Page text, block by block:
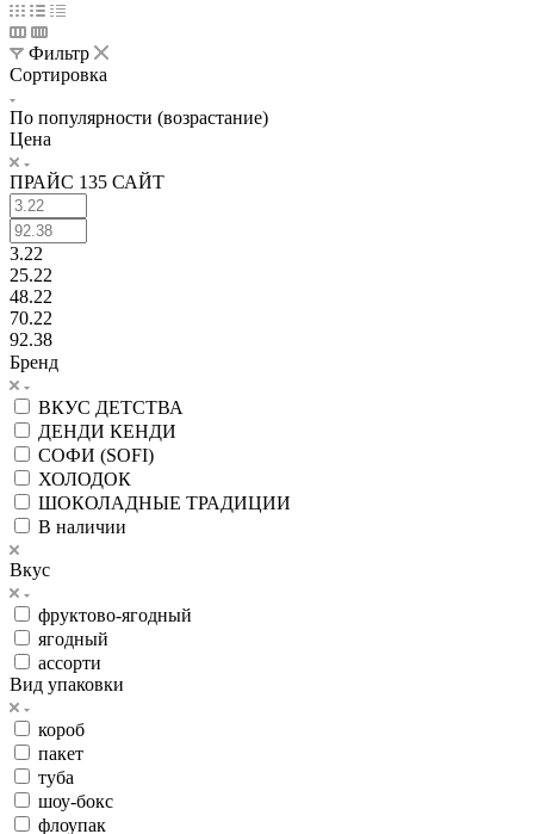
Фильтр
Сортировка
По популярности (возрастание)
Цена
ПРАЙС 135 САЙТ
3.22
25.22
48.22
70.22
92.38
Бренд
ВКУС ДЕТСТВА
ДЕНДИ КЕНДИ
СОФИ (SOFI)
ХОЛОДОК
ШОКОЛАДНЫЕ ТРАДИЦИИ
В наличии
Вкус
фруктово-ягодный
ягодный
ассорти
Вид упаковки
короб
пакет
туба
шоу-бокс
флоупак